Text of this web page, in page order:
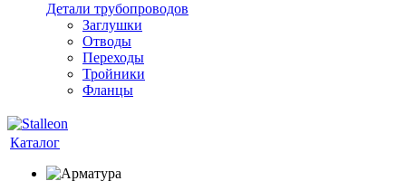
Детали трубопроводов
Заглушки
Отводы
Переходы
Тройники
Фланцы
Каталог